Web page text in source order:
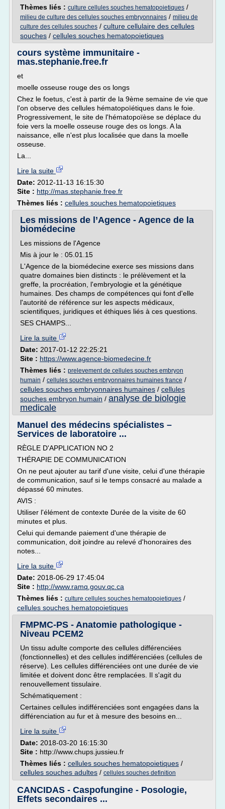
Thèmes liés : culture cellules souches hematopoietiques /
milieu de culture des cellules souches embryonnaires / milieu de
culture des cellules souches / culture cellulaire des cellules
souches / cellules souches hematopoietiques
cours système immunitaire -
mas.stephanie.free.fr
et
moelle osseuse rouge des os longs
Chez le foetus, c'est à partir de la 9ème semaine de vie que
l'on observe des cellules hématopoïétiques dans le foie.
Progressivement, le site de l'hématopoïèse se déplace du
foie vers la moelle osseuse rouge des os longs. A la
naissance, elle n'est plus localisée que dans la moelle
osseuse.
La...
Lire la suite
Date: 2012-11-13 16:15:30
Site : http://mas.stephanie.free.fr
Thèmes liés : cellules souches hematopoietiques
Les missions de l’Agence - Agence de la
biomédecine
Les missions de l'Agence
Mis à jour le : 05.01.15
L'Agence de la biomédecine exerce ses missions dans
quatre domaines bien distincts : le prélèvement et la
greffe, la procréation, l'embryologie et la génétique
humaines. Des champs de compétences qui font d'elle
l'autorité de référence sur les aspects médicaux,
scientifiques, juridiques et éthiques liés à ces questions.
SES CHAMPS...
Lire la suite
Date: 2017-01-12 22:25:21
Site : https://www.agence-biomedecine.fr
Thèmes liés : prelevement de cellules souches embryon
humain / cellules souches embryonnaires humaines france /
cellules souches embryonnaires humaines / cellules
souches embryon humain / analyse de biologie
medicale
Manuel des médecins spécialistes –
Services de laboratoire ...
RÈGLE D'APPLICATION NO 2
THÉRAPIE DE COMMUNICATION
On ne peut ajouter au tarif d'une visite, celui d'une thérapie
de communication, sauf si le temps consacré au malade a
dépassé 60 minutes.
AVIS :
Utiliser l'élément de contexte Durée de la visite de 60
minutes et plus.
Celui qui demande paiement d'une thérapie de
communication, doit joindre au relevé d'honoraires des
notes...
Lire la suite
Date: 2018-06-29 17:45:04
Site : http://www.ramq.gouv.qc.ca
Thèmes liés : culture cellules souches hematopoietiques /
cellules souches hematopoietiques
FMPMC-PS - Anatomie pathologique -
Niveau PCEM2
Un tissu adulte comporte des cellules différenciées
(fonctionnelles) et des cellules indifférenciées (cellules de
réserve). Les cellules différenciées ont une durée de vie
limitée et doivent donc être remplacées. Il s'agit du
renouvellement tissulaire.
Schématiquement :
Certaines cellules indifférenciées sont engagées dans la
différenciation au fur et à mesure des besoins en...
Lire la suite
Date: 2018-03-20 16:15:30
Site : http://www.chups.jussieu.fr
Thèmes liés : cellules souches hematopoietiques /
cellules souches adultes / cellules souches definition
CANCIDAS - Caspofungine - Posologie,
Effets secondaires ...